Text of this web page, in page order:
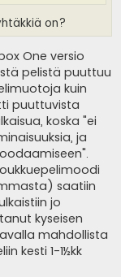
on?
One versio
pelistä puuttuu
kuin
puuttuvista
koska "ei
ja
saatiin
jo
kyseisen
mahdollista
kesti 1-1½kk